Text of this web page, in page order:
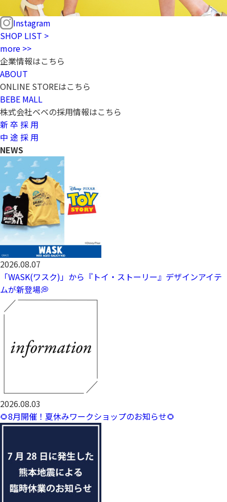
Instagram
SHOP LIST >
more >>
企業情報はこちら
ABOUT
ONLINE STOREはこちら
BEBE MALL
株式会社ベベの採用情報はこちら
新 卒 採 用
中 途 採 用
NEWS
2026.08.07
「WASK(ワスク)」から『トイ・ストーリー』デザインアイテ
ムが新登場💭
2026.08.03
🌻8月開催！夏休みワークショップのお知らせ🌻